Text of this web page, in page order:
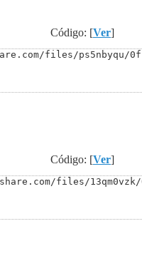
Código: [Ver]
files/ps5nbyqu/
Código: [Ver]
files/13qm0vzk/